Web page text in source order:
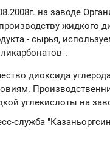
на заводе
жидкого
- сырья,
диоксида
углекислоты на
служба